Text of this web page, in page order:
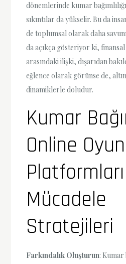
dönemlerinde kumar
sıkıntılar da yükselir. Bu da
de toplumsal olarak daha
da açıkça gösteriyor ki,
arasındaki ilişki, dışarıdan
eğlence olarak görünse de,
dinamiklerle doludur.
Kumar
Online Oyun
Mücadele
Stratejileri
Farkındalık Oluşturun: Kumar